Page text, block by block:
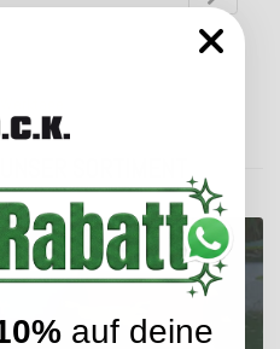
auf deine